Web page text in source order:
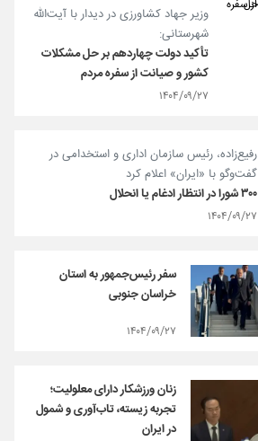
وزیر جهاد کشاورزی در دیدار با آیت‌الله
شهرستانی:
تأکید دولت چهاردهم بر حل مشکلات
کشور و صیانت از سفره مردم
۱۴۰۴/۰۹/۲۷
رفیع‌زاده، رئیس سازمان اداری و استخدامی در
گفت‌و‌گو با «ایران» اعلام کرد
۳۰۰ شورا در انتظار ادغام یا انحلال
۱۴۰۴/۰۹/۲۷
سفر رئیس‌جمهور به استان
خراسان جنوبی
۱۴۰۴/۰۹/۲۷
زنان ورزشکار دارای معلولیت؛
تجربه زیسته، تاب‌آوری و شمول
در ایران